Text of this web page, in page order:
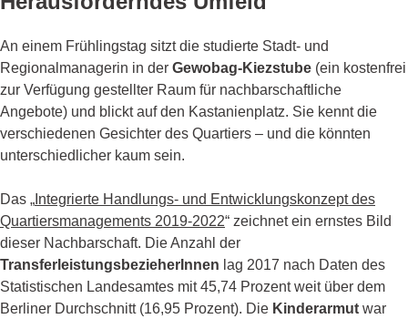
An einem Frühlingstag sitzt die studierte Stadt- und
Regionalmanagerin in der Gewobag-Kiezstube (ein kostenfrei
zur Verfügung gestellter Raum für nachbarschaftliche
Angebote) und blickt auf den Kastanienplatz. Sie kennt die
verschiedenen Gesichter des Quartiers – und die könnten
unterschiedlicher kaum sein.
Das „ Integrierte Handlungs- und Entwicklungskonzept des
Quartiersmanagements 2019-2022“ zeichnet ein ernstes Bild
dieser Nachbarschaft. Die Anzahl der
TransferleistungsbezieherInnen lag 2017 nach Daten des
Statistischen Landesamtes mit 45,74 Prozent weit über dem
Berliner Durchschnitt (16,95 Prozent). Die Kinderarmut war